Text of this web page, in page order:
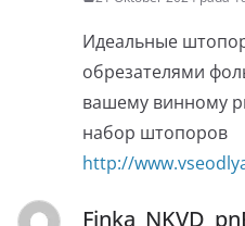
Идеальные
обрезателями
вашему винному
набор штопоров
http://